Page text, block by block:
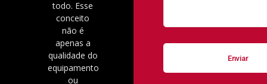
todo. Esse
conceito
não é
apenas a
qualidade do
equipamento
ou